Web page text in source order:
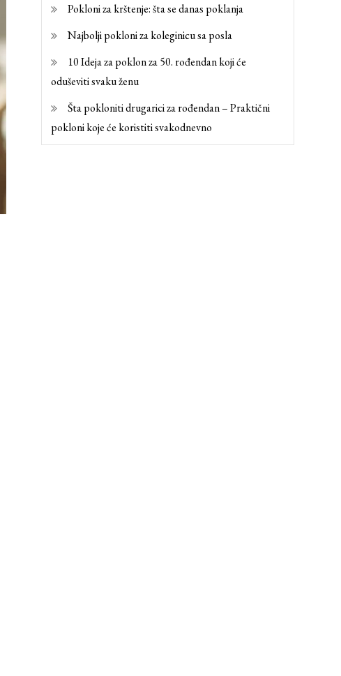
Pokloni za krštenje: šta se danas poklanja
Najbolji pokloni za koleginicu sa posla
10 Ideja za poklon za 50. rođendan koji će
oduševiti svaku ženu
Šta pokloniti drugarici za rođendan – Praktični
pokloni koje će koristiti svakodnevno